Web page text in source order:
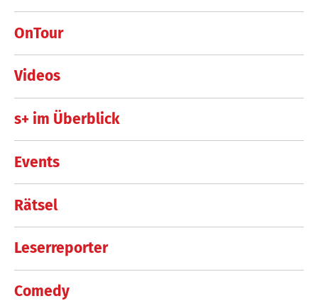
OnTour
Videos
s+ im Überblick
Events
Rätsel
Leserreporter
Comedy